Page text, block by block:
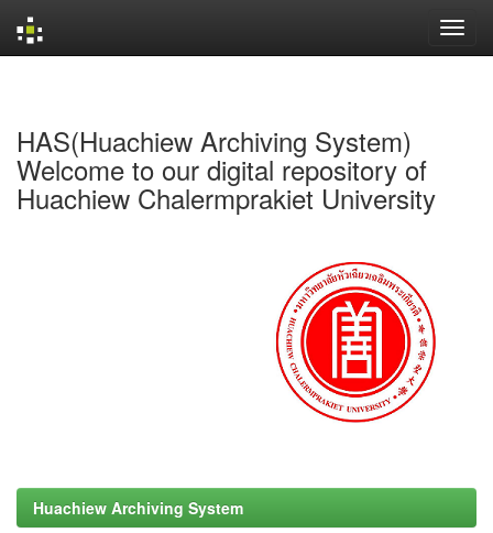
HAS(Huachiew Archiving System)
Welcome to our digital repository of
Huachiew Chalermprakiet University
Huachiew Archiving System